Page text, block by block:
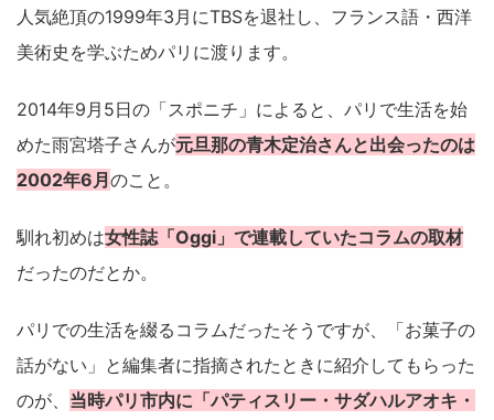
人気絶頂の1999年3月にTBSを退社し、フランス語・西洋
美術史を学ぶためパリに渡ります。
2014年9月5日の「スポニチ」によると、パリで生活を始
めた雨宮塔子さんが元旦那の青木定治さんと出会ったのは
2002年6月 のこと。
馴れ初めは女性誌「Oggi」で連載していたコラムの取材
だったのだとか。
パリでの生活を綴るコラムだったそうですが、「お菓子の
話がない」と編集者に指摘されたときに紹介してもらった
のが、 当時パリ市内に「パティスリー・サダハルアオキ・